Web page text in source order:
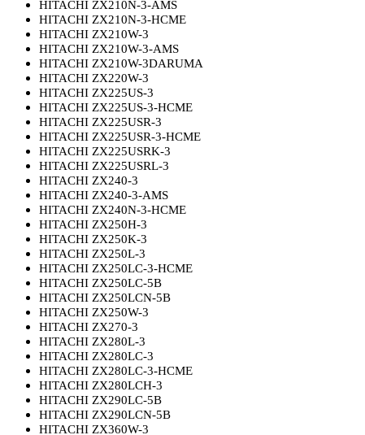
HITACHI ZX210N-3-AMS
HITACHI ZX210N-3-HCME
HITACHI ZX210W-3
HITACHI ZX210W-3-AMS
HITACHI ZX210W-3DARUMA
HITACHI ZX220W-3
HITACHI ZX225US-3
HITACHI ZX225US-3-HCME
HITACHI ZX225USR-3
HITACHI ZX225USR-3-HCME
HITACHI ZX225USRK-3
HITACHI ZX225USRL-3
HITACHI ZX240-3
HITACHI ZX240-3-AMS
HITACHI ZX240N-3-HCME
HITACHI ZX250H-3
HITACHI ZX250K-3
HITACHI ZX250L-3
HITACHI ZX250LC-3-HCME
HITACHI ZX250LC-5B
HITACHI ZX250LCN-5B
HITACHI ZX250W-3
HITACHI ZX270-3
HITACHI ZX280L-3
HITACHI ZX280LC-3
HITACHI ZX280LC-3-HCME
HITACHI ZX280LCH-3
HITACHI ZX290LC-5B
HITACHI ZX290LCN-5B
HITACHI ZX360W-3